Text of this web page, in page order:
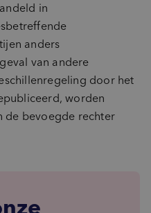
in
anders
van andere
door het
worden
de bevoegde rechter